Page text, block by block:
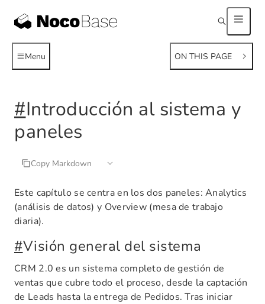
Menu ON THIS PAGE
#Introducción al sistema y
paneles
Copy Markdown
Este capítulo se centra en los dos paneles: Analytics
(análisis de datos) y Overview (mesa de trabajo
diaria).
#Visión general del sistema
CRM 2.0 es un sistema completo de gestión de
ventas que cubre todo el proceso, desde la captación
de Leads hasta la entrega de Pedidos. Tras iniciar